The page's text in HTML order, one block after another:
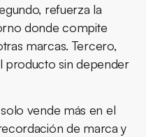
refuerza la
donde compite
marcas. Tercero,
producto sin depender
vende más en el
de marca y